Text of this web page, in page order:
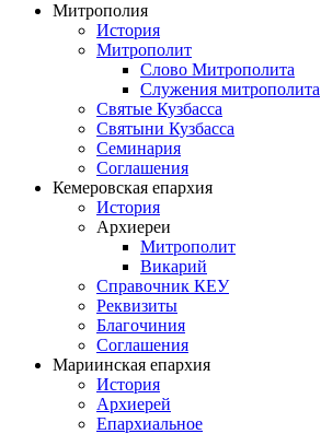
Митрополия
История
Митрополит
Слово Митрополита
Служения митрополита
Святые Кузбасса
Святыни Кузбасса
Семинария
Соглашения
Кемеровская епархия
История
Архиереи
Митрополит
Викарий
Справочник КЕУ
Реквизиты
Благочиния
Соглашения
Мариинская епархия
История
Архиерей
Епархиальное